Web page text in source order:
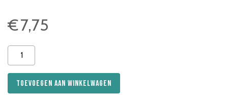
€7,75
Zuidam
Inspiration
Liqueur
20clToevoegen aan winkelwagen